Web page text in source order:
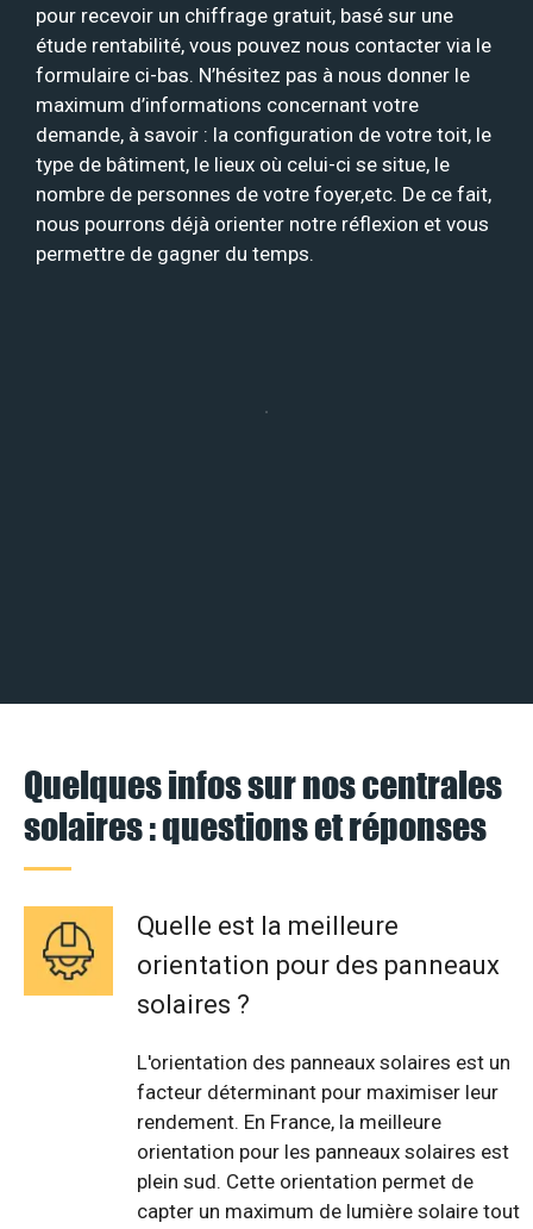
pour recevoir un chiffrage gratuit, basé sur une
étude rentabilité, vous pouvez nous contacter via le
formulaire ci-bas. N’hésitez pas à nous donner le
maximum d’informations concernant votre
demande, à savoir : la configuration de votre toit, le
type de bâtiment, le lieux où celui-ci se situe, le
nombre de personnes de votre foyer,etc. De ce fait,
nous pourrons déjà orienter notre réflexion et vous
permettre de gagner du temps.
Quelques infos sur nos centrales
solaires : questions et réponses
Quelle est la meilleure
orientation pour des panneaux
solaires ?
L'orientation des panneaux solaires est un
facteur déterminant pour maximiser leur
rendement. En France, la meilleure
orientation pour les panneaux solaires est
plein sud. Cette orientation permet de
capter un maximum de lumière solaire tout